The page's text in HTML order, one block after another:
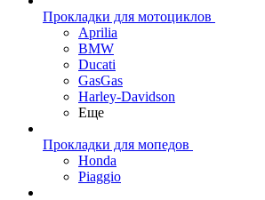
Прокладки для мотоциклов
Aprilia
BMW
Ducati
GasGas
Harley-Davidson
Еще
Прокладки для мопедов
Honda
Piaggio